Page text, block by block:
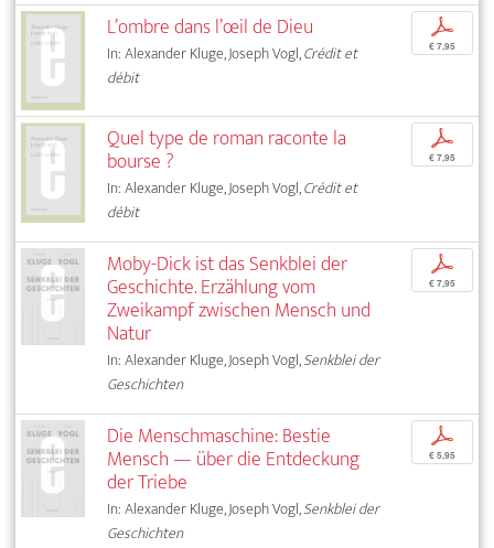
L’ombre dans l’œil de Dieu
In: Alexander Kluge, Joseph Vogl,Crédit et
débit
p
€ 7,95
Quel type de roman raconte la
bourse ?
In: Alexander Kluge, Joseph Vogl,Crédit et
débit
p
€ 7,95
Moby-Dick ist das Senkblei der
Geschichte. Erzählung vom
Zweikampf zwischen Mensch und
Natur
In: Alexander Kluge, Joseph Vogl,Senkblei der
Geschichten
p
€ 7,95
Die Menschmaschine: Bestie
Mensch — über die Entdeckung
der Triebe
In: Alexander Kluge, Joseph Vogl,Senkblei der
Geschichten
p
€ 5,95